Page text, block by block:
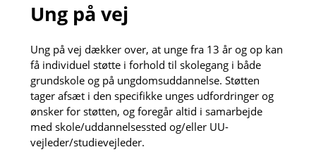
Ung på vej
Ung på vej dækker over, at unge fra 13 år og op kan
få individuel støtte i forhold til skolegang i både
grundskole og på ungdomsuddannelse. Støtten
tager afsæt i den specifikke unges udfordringer og
ønsker for støtten, og foregår altid i samarbejde
med skole/uddannelsessted og/eller UU-
vejleder/studievejleder.